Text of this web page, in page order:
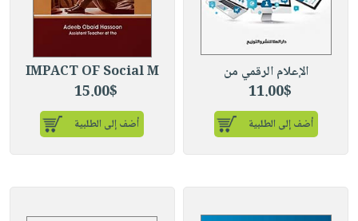
الإعلام الرقمي من
11.00$
أضف إلى الطلبية
IMPACT OF Social M
15.00$
أضف إلى الطلبية